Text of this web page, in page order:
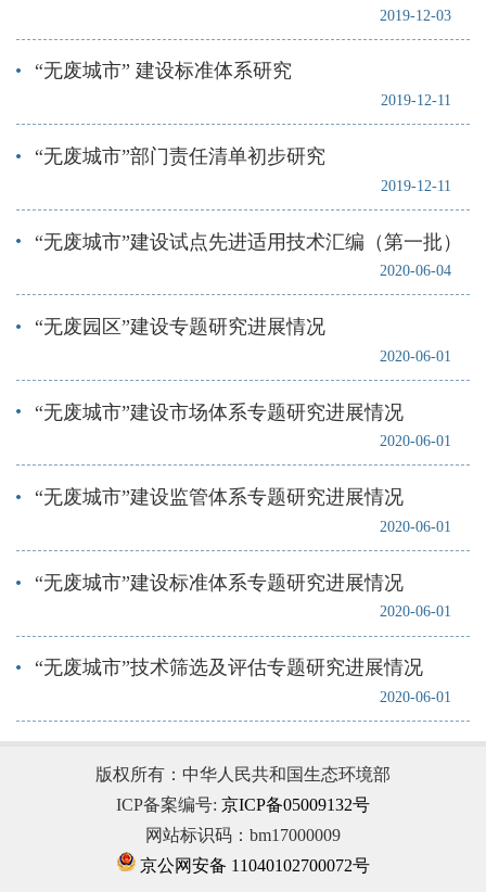
2019-12-03
2019-12-11
“无废城市” 建设标准体系研究
2019-12-11
“无废城市”部门责任清单初步研究
2020-06-04
“无废城市”建设试点先进适用技术汇编（第一批）
2020-06-01
“无废园区”建设专题研究进展情况
2020-06-01
“无废城市”建设市场体系专题研究进展情况
2020-06-01
“无废城市”建设监管体系专题研究进展情况
2020-06-01
“无废城市”建设标准体系专题研究进展情况
2020-06-01
“无废城市”技术筛选及评估专题研究进展情况
版权所有：中华人民共和国生态环境部
ICP备案编号: 京ICP备05009132号
网站标识码：bm17000009
京公网安备 11040102700072号